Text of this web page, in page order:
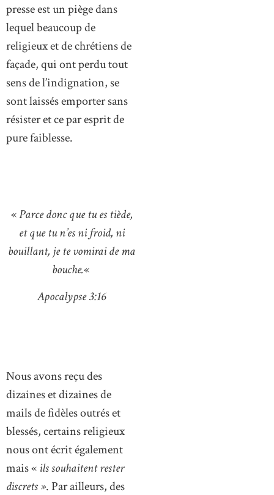
presse est un piège dans
lequel beaucoup de
religieux et de chrétiens de
façade, qui ont perdu tout
sens de l’indignation, se
sont laissés emporter sans
résister et ce par esprit de
pure faiblesse.
«Parce donc que tu es tiède,
et que tu n’es ni froid, ni
bouillant, je te vomirai de ma
bouche.«
Apocalypse 3:16
Nous avons reçu des
dizaines et dizaines de
mails de fidèles outrés et
blessés, certains religieux
nous ont écrit également
mais «ils souhaitent rester
discrets ». Par ailleurs, des